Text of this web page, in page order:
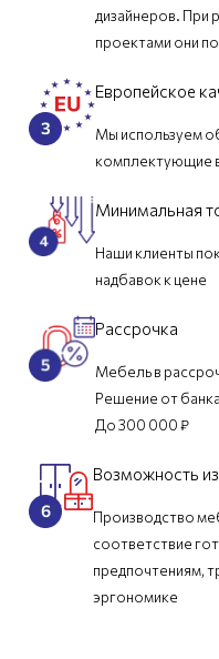
дизайнеров. При
проектами они
Европейское
Мы используем
комплектующие
Минимальная
Наши клиенты
надбавок к цене
Рассрочка
Мебель в
Решение от
До 300 000 ₽
Возможность
Производство
соответствие
предпочтениям,
эргономике